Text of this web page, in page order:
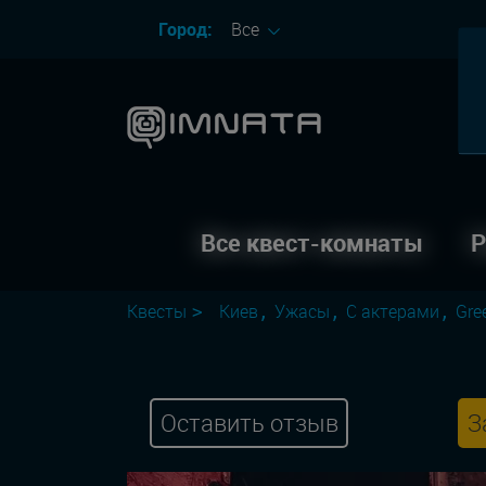
Город: Все
Все квест-комнаты
Квесты Киев Ужасы С актерами
Оставить отзыв